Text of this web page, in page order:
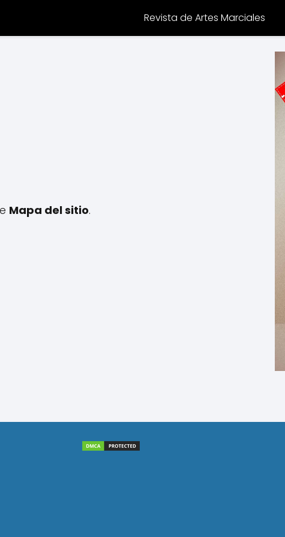
Revista de Artes Marciales
Mapa del sitio.